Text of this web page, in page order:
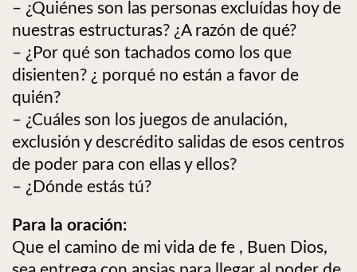
– ¿Quiénes son las personas excluídas hoy de
nuestras estructuras? ¿A razón de qué?
– ¿Por qué son tachados como los que
disienten? ¿ porqué no están a favor de
quién?
– ¿Cuáles son los juegos de anulación,
exclusión y descrédito salidas de esos centros
de poder para con ellas y ellos?
– ¿Dónde estás tú?
Para la oración:
Que el camino de mi vida de fe , Buen Dios,